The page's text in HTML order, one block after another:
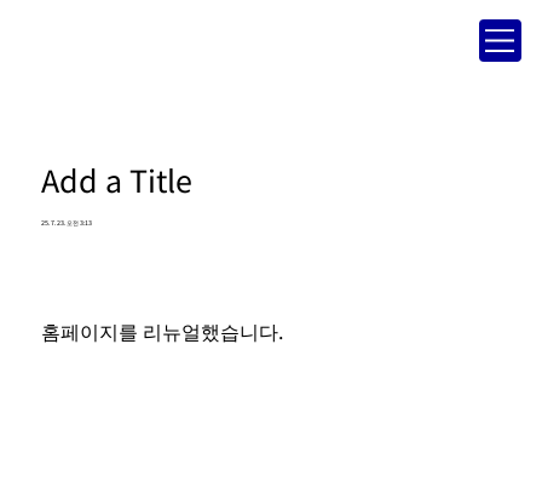
Add a Title
25. 7. 23. 오전 3:13
홈페이지를 리뉴얼했습니다.